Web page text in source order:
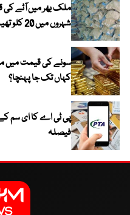
ملک بھر میں آٹے
شہروں میں 20 کلو تھیلا 100 روپے تک مہنگا
سونے کی قیمت میں
کہاں تک جا پہنچا؟
پی ٹی اے کا ای سم کے
فیصلہ